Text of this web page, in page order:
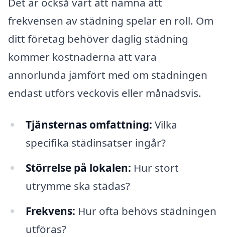
frekvensen av städning spelar en roll. Om
ditt företag behöver daglig städning
kommer kostnaderna att vara
annorlunda jämfört med om städningen
endast utförs veckovis eller månadsvis.
Tjänsternas omfattning: Vilka
specifika städinsatser ingår?
Störrelse på lokalen: Hur stort
utrymme ska städas?
Frekvens: Hur ofta behövs städningen
utföras?